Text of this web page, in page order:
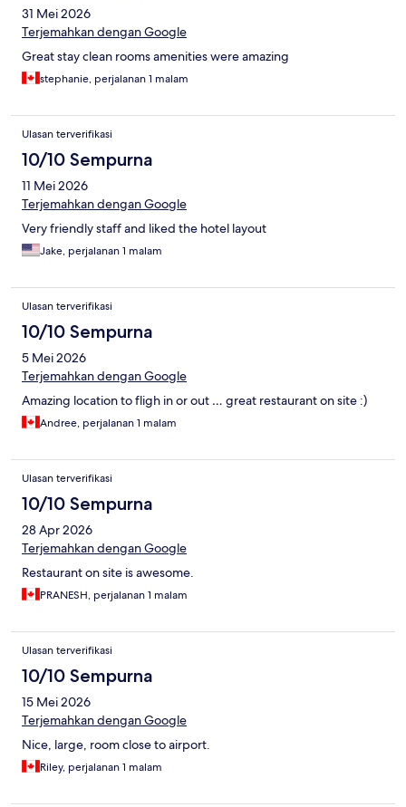
31 Mei 2026
Terjemahkan dengan Google
Great stay clean rooms amenities were amazing
stephanie, perjalanan 1 malam
Ulasan terverifikasi
10/10 Sempurna
11 Mei 2026
Terjemahkan dengan Google
Very friendly staff and liked the hotel layout
Jake, perjalanan 1 malam
Ulasan terverifikasi
10/10 Sempurna
5 Mei 2026
Terjemahkan dengan Google
Amazing location to fligh in or out … great restaurant on site :)
Andree, perjalanan 1 malam
Ulasan terverifikasi
10/10 Sempurna
28 Apr 2026
Terjemahkan dengan Google
Restaurant on site is awesome.
PRANESH, perjalanan 1 malam
Ulasan terverifikasi
10/10 Sempurna
15 Mei 2026
Terjemahkan dengan Google
Nice, large, room close to airport.
Riley, perjalanan 1 malam